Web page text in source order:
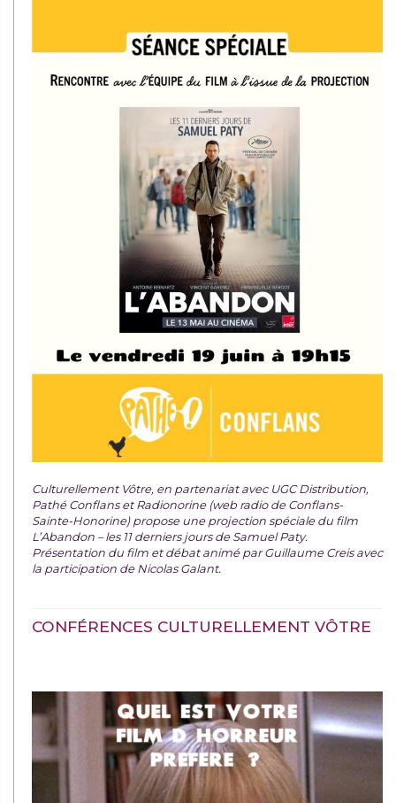
Culturellement Vôtre, en partenariat avec UGC Distribution,
Pathé Conflans et Radionorine (web radio de Conflans-
Sainte-Honorine) propose une projection spéciale du film
L’Abandon – les 11 derniers jours de Samuel Paty.
Présentation du film et débat animé par Guillaume Creis avec
la participation de Nicolas Galant.
CONFÉRENCES CULTURELLEMENT VÔTRE